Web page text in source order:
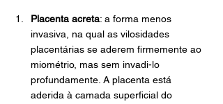
Placenta acreta: a forma menos
invasiva, na qual as vilosidades
placentárias se aderem firmemente ao
miométrio, mas sem invadi-lo
profundamente. A placenta está
aderida à camada superficial do